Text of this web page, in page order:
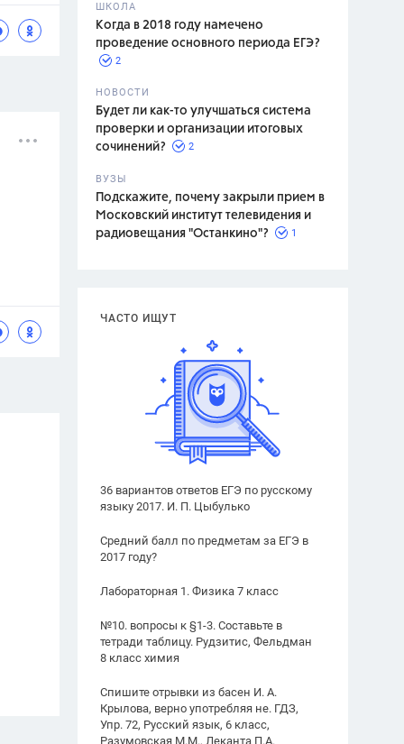
ШКОЛА
Когда в 2018 году намечено
проведение основного периода ЕГЭ?
2
НОВОСТИ
Будет ли как-то улучшаться система
проверки и организации итоговых
сочинений?
2
ВУЗЫ
Подскажите, почему закрыли прием в
Московский институт телевидения и
радиовещания "Останкино"?
1
ЧАСТО ИЩУТ
36 вариантов ответов ЕГЭ по русскому
языку 2017. И. П. Цыбулько
Средний балл по предметам за ЕГЭ в
2017 году?
Лабораторная 1. Физика 7 класс
№10. вопросы к §1-3. Составьте в
тетради таблицу. Рудзитис, Фельдман
8 класс химия
Спишите отрывки из басен И. А.
Крылова, верно употребляя не. ГДЗ,
Упр. 72, Русский язык, 6 класс,
Разумовская М.М., Леканта П.А.